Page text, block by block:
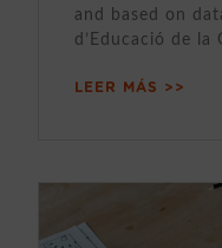
and based on
d’Educació de la
LEER MÁS >>